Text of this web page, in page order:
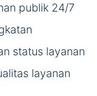
publik 24/7
status layanan
layanan